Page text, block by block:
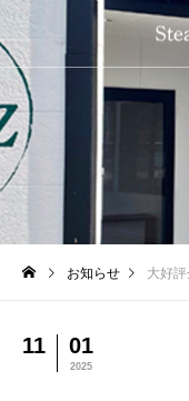
お知らせ 大好評
11 01
2025